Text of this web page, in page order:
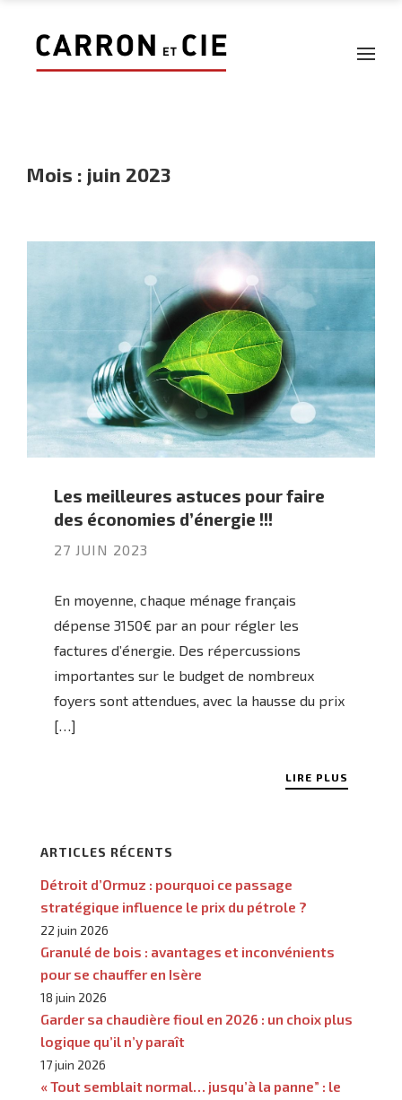
Mois : juin 2023
Les meilleures astuces pour faire
des économies d’énergie !!!
27 JUIN 2023
En moyenne, chaque ménage français
dépense 3150€ par an pour régler les
factures d’énergie. Des répercussions
importantes sur le budget de nombreux
foyers sont attendues, avec la hausse du prix
[…]
LIRE PLUS
ARTICLES RÉCENTS
Détroit d’Ormuz : pourquoi ce passage
stratégique influence le prix du pétrole ?
22 juin 2026
Granulé de bois : avantages et inconvénients
pour se chauffer en Isère
18 juin 2026
Garder sa chaudière fioul en 2026 : un choix plus
logique qu’il n’y paraît
17 juin 2026
« Tout semblait normal… jusqu’à la panne” : le